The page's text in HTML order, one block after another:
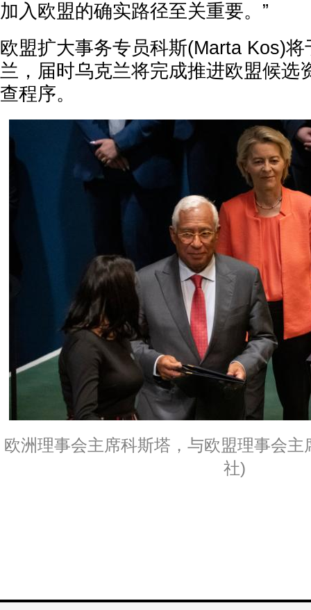
加入欧盟的确实路径至关重要。”
欧盟扩大事务专员科斯(Marta Kos)
兰，届时乌克兰将完成推进欧盟候选
查程序。
欧洲理事会主席科斯塔，与欧盟理事会
社)